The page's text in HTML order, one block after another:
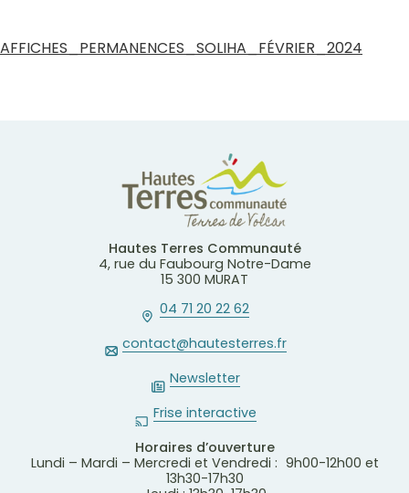
AFFICHES_PERMANENCES_SOLIHA_FÉVRIER_2024
Hautes Terres Communauté
4, rue du Faubourg Notre-Dame
15 300 MURAT
04 71 20 22 62
contact@hautesterres.fr
Newsletter
Frise interactive
Horaires d’ouverture
Lundi – Mardi – Mercredi et Vendredi : 9h00-12h00 et
13h30-17h30